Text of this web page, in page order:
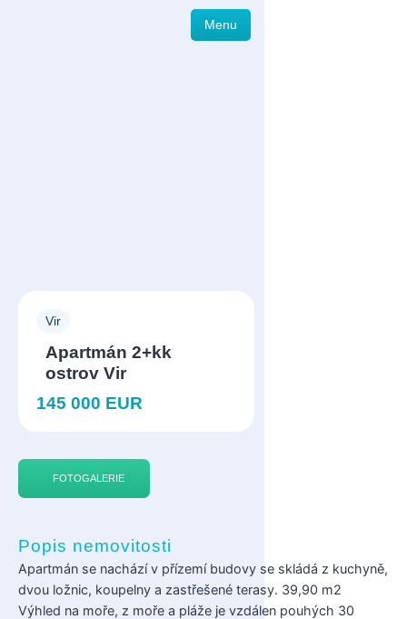
Menu
Vir
Apartmán 2+kk
ostrov Vir
145 000 EUR
FOTOGALERIE
Popis nemovitosti
Apartmán se nachází v přízemí budovy se skládá z kuchyně,
dvou ložnic, koupelny a zastřešené terasy. 39,90 m2
Výhled na moře, z moře a pláže je vzdálen pouhých 30